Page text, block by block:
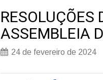
RESOLUÇÕES
ASSEMBLEIA
24 de fevereiro de 2024